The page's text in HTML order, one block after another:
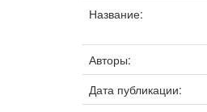
Название:
Авторы:
Дата публикации: